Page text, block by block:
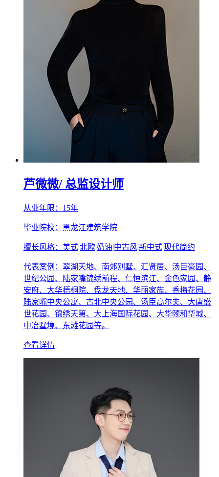
芦微微/ 总监设计师
从业年限：15年
毕业院校：黑龙江建筑学院
擅长风格：美式|北欧|奶油|中古风|新中式|现代简约
代表案例：翠湖天地、南郊别墅、汇贤居、汤臣豪园、
世纪公园、陆家嘴锦绣前程、仁恒滨江、金色家园、静
安府、大华梧桐院、盘龙天地、华丽家族、香梅花园、
陆家嘴中央公寓、古北中央公园、汤臣高尔夫、大唐盛
世花园、锦绣天第、大上海国际花园、大华颐和华城、
中冶墅境、东滩花园等。
查看详情